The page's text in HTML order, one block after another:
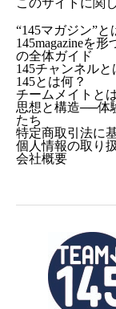
このサイトに関
“145マガジン”と
145magazineを
の全体ガイド
145チャンネルと
145とは何？
チームメイトと
思想と構造──体
たち
特定商取引法に
個人情報の取り
会社概要